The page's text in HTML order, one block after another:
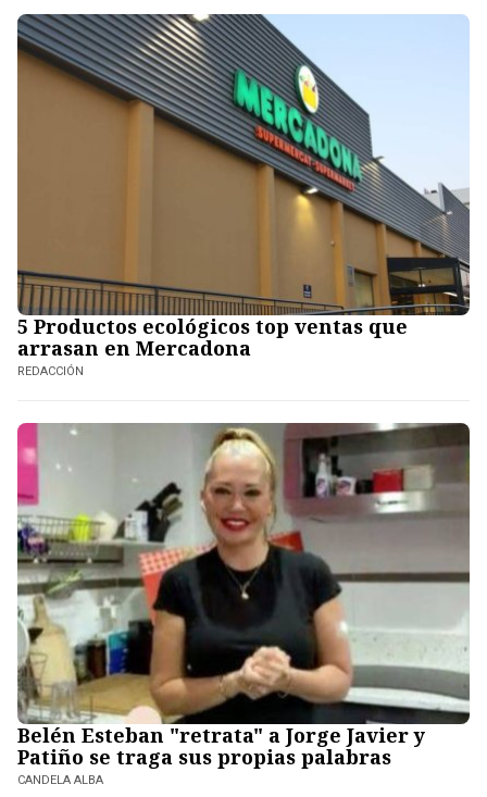
5 Productos ecológicos top ventas que
arrasan en Mercadona
REDACCIÓN
Belén Esteban "retrata" a Jorge Javier y
Patiño se traga sus propias palabras
CANDELA ALBA